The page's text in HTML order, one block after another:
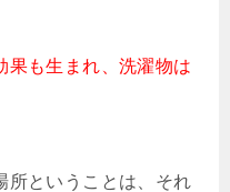
果も生まれ、洗濯物は
所ということは、それ